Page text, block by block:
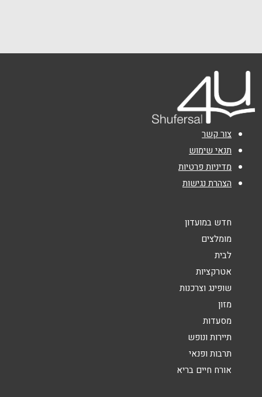
שם מלא*
טלפון*
אימייל*
אנא חזרו אלי בקשר ל...
הודעה
צור קשר
תנאי שימוש
מדיניות פרטיות
הצהרת נגישות
חדש במועדון
מומלצים
לבית
אטרקציות
שופינג וצרכנות
מזון
מסעדות
תיירות ונופש
תרבות ופנאי
אורח חיים בריא